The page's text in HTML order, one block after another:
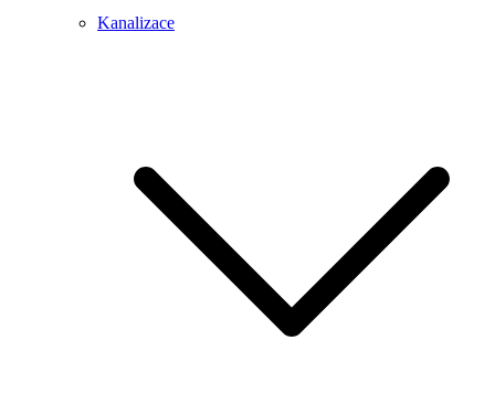
Kanalizace